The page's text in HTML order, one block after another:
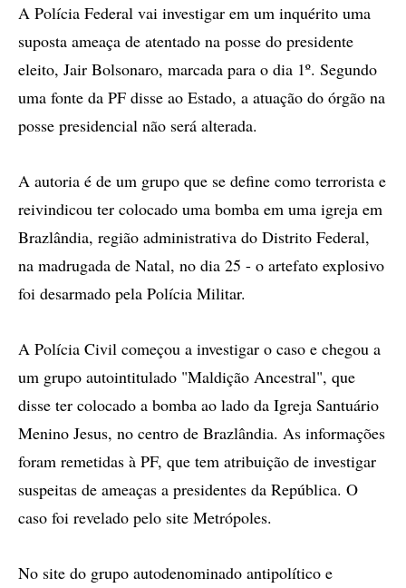
compartilhamento
A Polícia Federal vai investigar em um inquérito uma
suposta ameaça de atentado na posse do presidente
eleito, Jair Bolsonaro, marcada para o dia 1º. Segundo
uma fonte da PF disse ao Estado, a atuação do órgão na
posse presidencial não será alterada.
A autoria é de um grupo que se define como terrorista e
reivindicou ter colocado uma bomba em uma igreja em
Brazlândia, região administrativa do Distrito Federal,
na madrugada de Natal, no dia 25 - o artefato explosivo
foi desarmado pela Polícia Militar.
A Polícia Civil começou a investigar o caso e chegou a
um grupo autointitulado "Maldição Ancestral", que
disse ter colocado a bomba ao lado da Igreja Santuário
Menino Jesus, no centro de Brazlândia. As informações
foram remetidas à PF, que tem atribuição de investigar
suspeitas de ameaças a presidentes da República. O
caso foi revelado pelo site Metrópoles.
No site do grupo autodenominado antipolítico e